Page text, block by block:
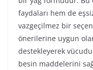
faydaları hem de
vazgeçilmez bir
önerilerine uygun
destekleyerek
besin maddelerini